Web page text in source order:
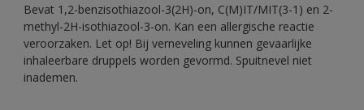
Bevat 1,2-benzisothiazool-3(2H)-on, C(M)IT/MIT(3-1) en 2-
methyl-2H-isothiazool-3-on. Kan een allergische reactie
veroorzaken. Let op! Bij verneveling kunnen gevaarlijke
inhaleerbare druppels worden gevormd. Spuitnevel niet
inademen.